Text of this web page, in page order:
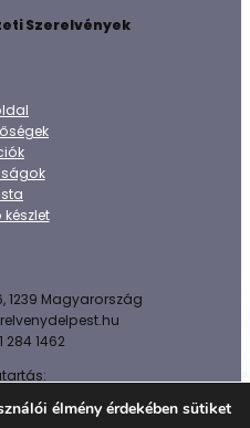
Szerelvények
készlet
1239 Magyarország
284 1462
élmény érdekében sütiket